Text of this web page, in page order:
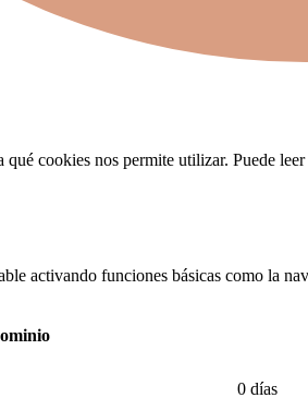
cookies nos permite utilizar. Puede leer
activando funciones básicas como la
0 días